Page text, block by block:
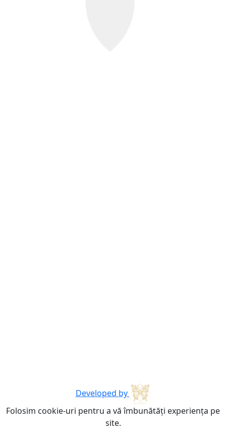
Developed by
Folosim cookie-uri pentru a vă îmbunătăți experiența pe
site.